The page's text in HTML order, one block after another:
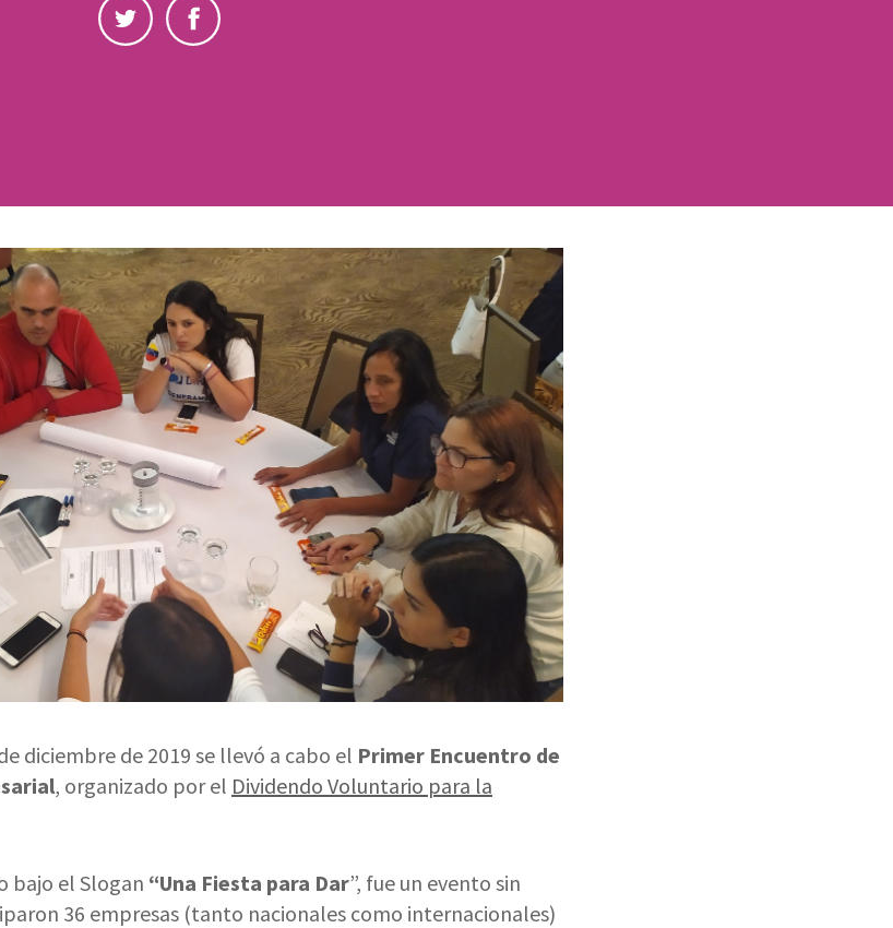
diciembre de 2019 se llevó a cabo el Primer Encuentro de
, organizado por el Dividendo Voluntario para la
bajo el Slogan “Una Fiesta para Dar”, fue un evento sin
36 empresas (tanto nacionales como internacionales)